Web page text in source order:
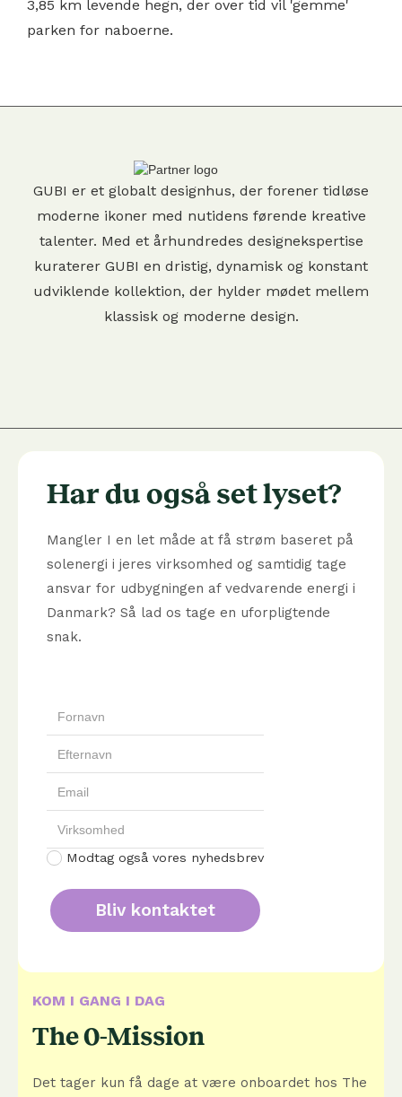
3,85 km levende hegn, der over tid vil 'gemme'
parken for naboerne.
GUBI er et globalt designhus, der forener tidløse
moderne ikoner med nutidens førende kreative
talenter. Med et århundredes designekspertise
kuraterer GUBI en dristig, dynamisk og konstant
udviklende kollektion, der hylder mødet mellem
klassisk og moderne design.
KOM I GANG I DAG
The 0-Mission
Det tager kun få dage at være onboardet hos The
Har du også set lyset?
Mangler I en let måde at få strøm baseret på
solenergi i jeres virksomhed og samtidig tage
ansvar for udbygningen af vedvarende energi i
Danmark? Så lad os tage en uforpligtende
snak.
Modtag også vores nyhedsbrev